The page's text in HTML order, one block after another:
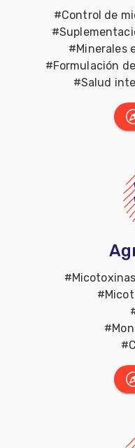
#Control de
#
#Minerales
#Formulación
#Salud
#
#
#
#